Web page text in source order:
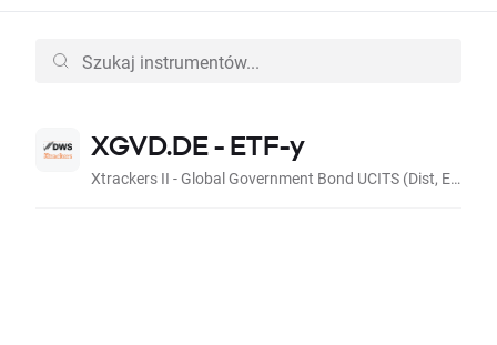
XGVD.DE - ETF-y
Xtrackers II - Global Government Bond UCITS (Dist, EUR)